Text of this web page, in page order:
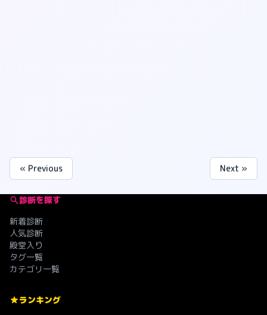
« Previous Next »
診断を探す
新着診断
人気診断
殿堂入り
タグ一覧
カテゴリ一覧
ランキング